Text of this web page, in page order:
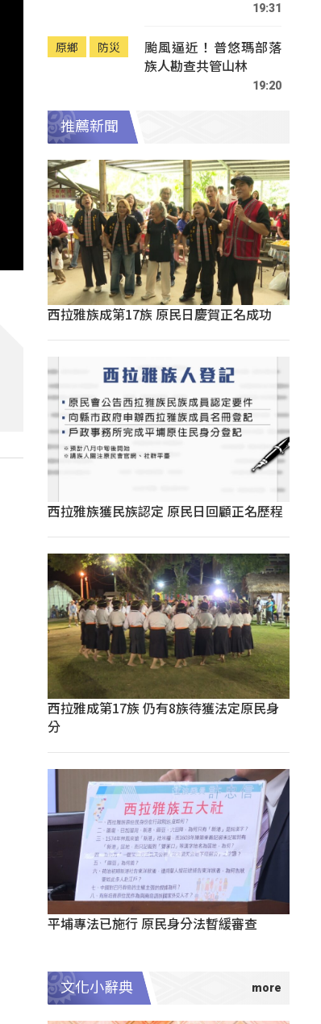
19:31
原鄉 防災
颱風逼近！普悠瑪部落
族人勘查共管山林
19:20
推薦新聞
西拉雅族成第17族 原民日慶賀正名成功
西拉雅族獲民族認定 原民日回顧正名歷程
西拉雅成第17族 仍有8族待獲法定原民身
分
平埔專法已施行 原民身分法暫緩審查
文化小辭典